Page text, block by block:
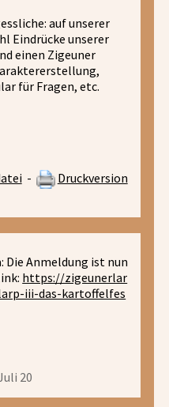
auf unserer
Eindrücke unserer
einen Zigeuner
für Fragen, etc.
- Druckversion
Die Anmeldung ist nun
https://zigeunerlar
iii-das-kartoffelfes
20